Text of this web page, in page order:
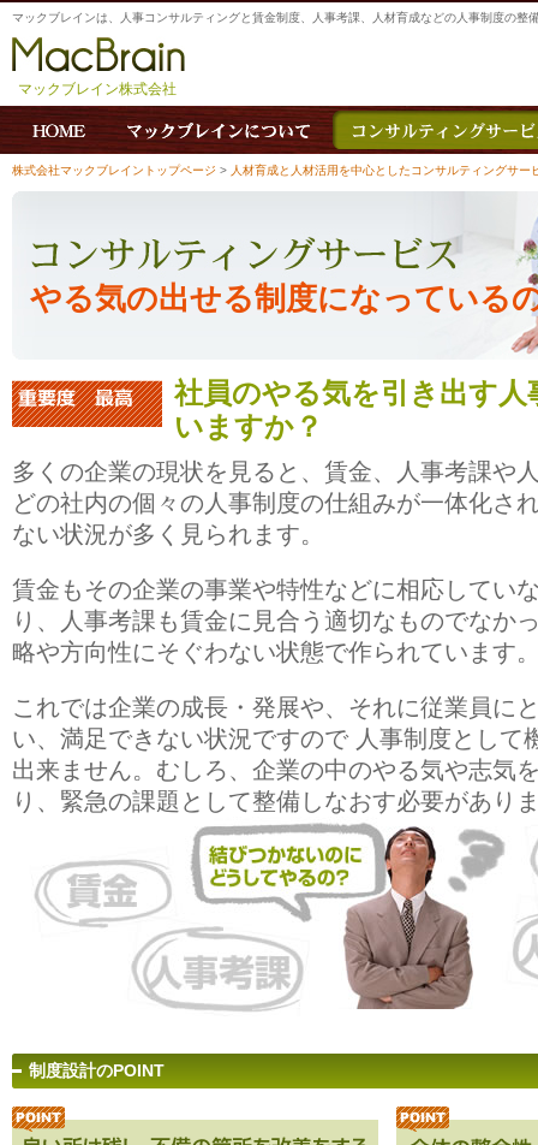
マックブレインは、人事コンサルティングと賃金制度、人事考課、人材育成などの人事制度の整
マックブレイン株式会社
株式会社マックブレイントップページ > 人材育成と人材活用を中心としたコンサルティングサー
やる気の出せる制度になっている
社員のやる気を引き出す人
いますか？
多くの企業の現状を見ると、賃金、人事考課や
どの社内の個々の人事制度の仕組みが一体化さ
ない状況が多く見られます。
賃金もその企業の事業や特性などに相応してい
り、人事考課も賃金に見合う適切なものでなか
略や方向性にそぐわない状態で作られています
これでは企業の成長・発展や、それに従業員に
い、満足できない状況ですので 人事制度として
出来ません。むしろ、企業の中のやる気や志気
り、緊急の課題として整備しなおす必要があり
制度設計のPOINT